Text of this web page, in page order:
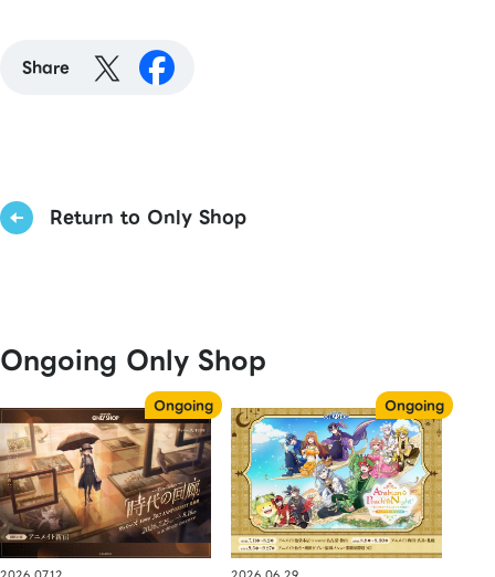
Share
Return to Only Shop
Ongoing Only Shop